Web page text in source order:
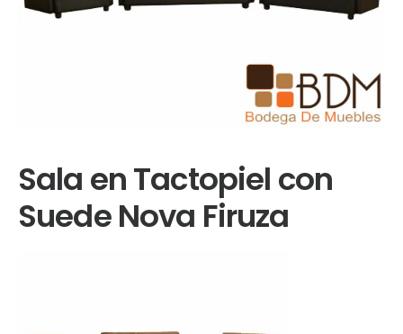
Sala en Tactopiel con
Suede Nova Firuza